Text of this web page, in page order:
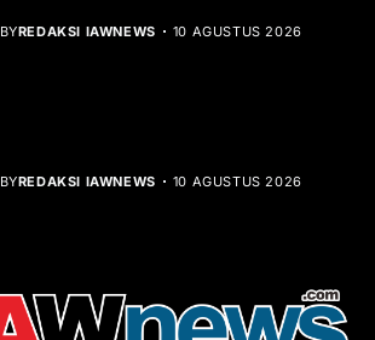
BYREDAKSI IAWNEWS 10 AGUSTUS 2026
BYREDAKSI IAWNEWS 10 AGUSTUS 2026